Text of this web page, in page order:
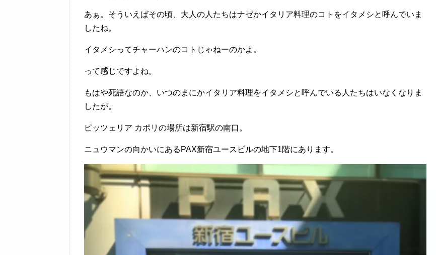
あぁ。そういえばその頃、大人の人たちはナゼかイタリア料理のコトをイタメシと呼んでいま
したね。
イタメシってチャーハンのコトじゃねーのかよ。
って感じですよね。
もはや死語なのか、いつのまにかイタリア料理をイタメシと呼んでいる人たちはいなくなりま
したが。
ピッツェリア カポリの場所は新宿駅の南口。
ニュウマンの向かいにあるPAX新宿ユースビルの地下1階にあります。